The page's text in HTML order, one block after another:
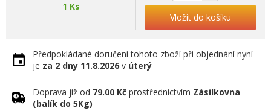
1 Ks
Vložit do košíku
Předpokládané doručení tohoto zboží při objednání nyní
je za 2 dny 11.8.2026 v úterý
Doprava již od 79.00 Kč prostřednictvím Zásilkovna
(balík do 5Kg)